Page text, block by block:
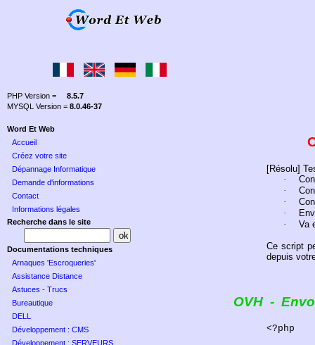
PHP Version = 8.5.7
MYSQL Version = 8.0.46-37
Word Et Web
Accueil
Créez votre site
Dépannage Informatique
Demande d'informations
Contact
Informations légales
Recherche dans le site
Documentations techniques
Arnaques 'Escroqueries'
Assistance Distance
Astuces - Trucs
Bureautique
DELL
Développement : CMS
Développement : SERVEURS
[Résolu]
·
·
·
·
·
Va
Ce script
depuis
OVH -
<?php